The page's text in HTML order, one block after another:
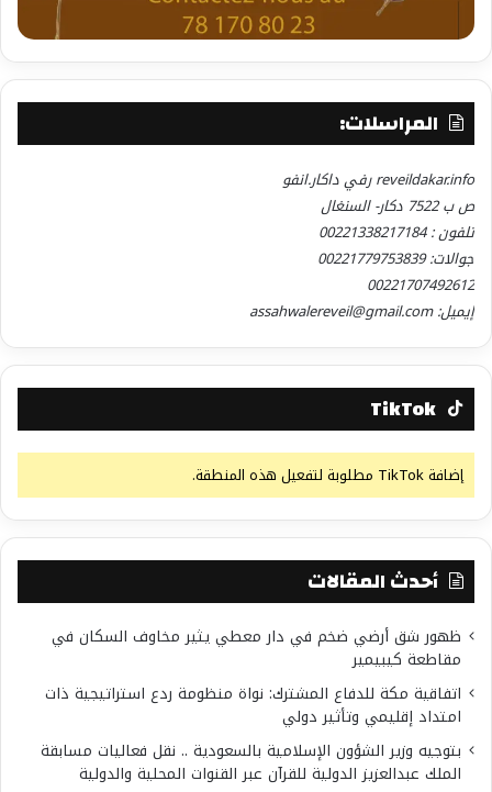
المراسلات:
reveildakar.info رفي داكار.انفو
ص ب 7522 دكار- السنغال
تلفون : 00221338217184
جوالات: 00221779753839
00221707492612
إيميل: assahwalereveil@gmail.com
TikTok
إضافة TikTok مطلوبة لتفعيل هذه المنطقة.
أحدث المقالات
ظهور شق أرضي ضخم في دار معطي يثير مخاوف السكان في
مقاطعة كيبيمير
اتفاقية مكة للدفاع المشترك: نواة منظومة ردع استراتيجية ذات
امتداد إقليمي وتأثير دولي
بتوجيه وزير الشؤون الإسلامية بالسعودية .. نقل فعاليات مسابقة
الملك عبدالعزيز الدولية للقرآن عبر القنوات المحلية والدولية